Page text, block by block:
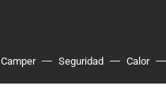
Camper Seguridad Calor